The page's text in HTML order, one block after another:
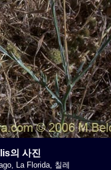
의 사진
La Florida, 칠레